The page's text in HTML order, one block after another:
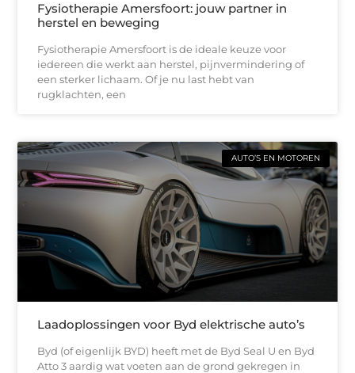
Fysiotherapie Amersfoort: jouw partner in
herstel en beweging
Fysiotherapie Amersfoort is de ideale keuze voor
iedereen die werkt aan herstel, pijnvermindering of
een sterker lichaam. Of je nu last hebt van
rugklachten, een
AUTO’S EN MOTOREN
Laadoplossingen voor Byd elektrische auto’s
Byd (of eigenlijk BYD) heeft met de Byd Seal U en Byd
Atto 3 aardig wat voeten aan de grond gekregen in